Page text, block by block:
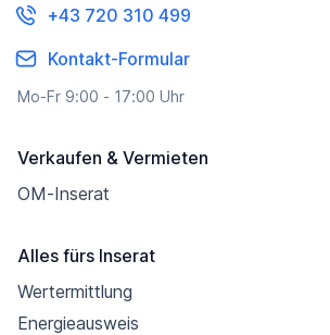
+43 720 310 499
Kontakt-Formular
Mo-Fr 9:00 - 17:00 Uhr
Verkaufen & Vermieten
OM-Inserat
Alles fürs Inserat
Wertermittlung
Energieausweis